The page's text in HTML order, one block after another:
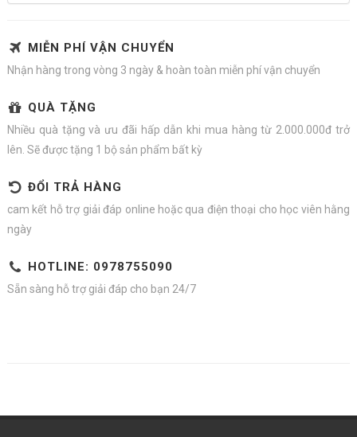
MIỄN PHÍ VẬN CHUYỂN
Nhận hàng trong vòng 3 ngày & hoàn toàn miễn phí vận chuyển
QUÀ TẶNG
Nhiều quà tặng và ưu đãi hấp dẫn khi mua hàng từ 2.000.000đ trở
lên. Sẽ được tặng 1 bộ sản phẩm bất kỳ
ĐỔI TRẢ HÀNG
cam kết hỗ trợ giải đáp online hoặc qua điện thoại cho học viên hằng
ngày
HOTLINE: 0978755090
Sẵn sàng hỗ trợ giải đáp cho bạn 24/7